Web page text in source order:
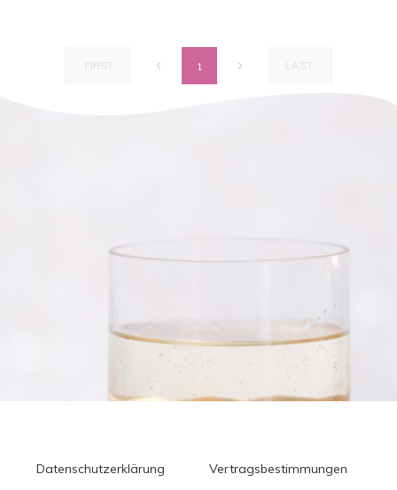
FIRST 1 LAST
Datenschutzerklärung
Vertragsbestimmungen